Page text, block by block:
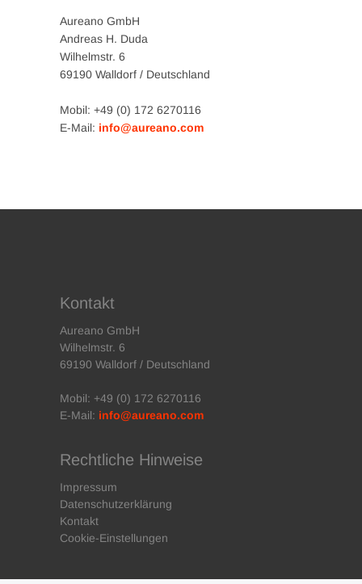
Aureano GmbH
Andreas H. Duda
Wilhelmstr. 6
69190 Walldorf / Deutschland
Mobil: +49 (0) 172 6270116
E-Mail: info@aureano.com
Kontakt
Aureano GmbH
Wilhelmstr. 6
69190 Walldorf / Deutschland
Mobil: +49 (0) 172 6270116
E-Mail: info@aureano.com
Rechtliche Hinweise
Impressum
Datenschutzerklärung
Kontakt
Cookie-Einstellungen